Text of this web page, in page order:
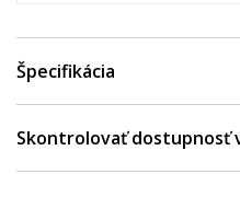
Špecifikácia
Skontrolovať dostupnosť